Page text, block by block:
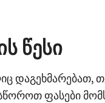
წესი
დაგეხმარებათ,
ფასები